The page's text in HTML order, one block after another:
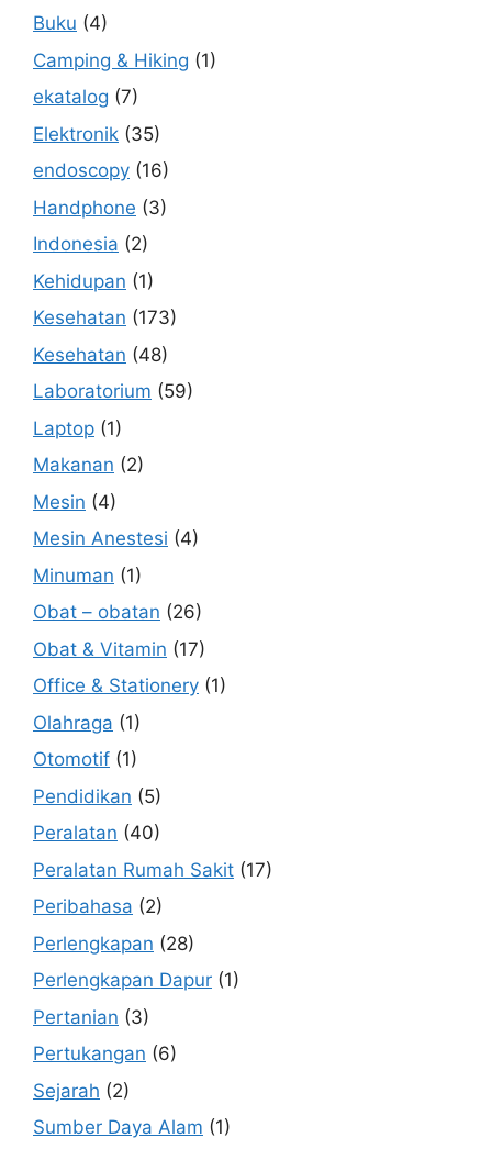
Buku (4)
Camping & Hiking (1)
ekatalog (7)
Elektronik (35)
endoscopy (16)
Handphone (3)
Indonesia (2)
Kehidupan (1)
Kesehatan (173)
Kesehatan (48)
Laboratorium (59)
Laptop (1)
Makanan (2)
Mesin (4)
Mesin Anestesi (4)
Minuman (1)
Obat – obatan (26)
Obat & Vitamin (17)
Office & Stationery (1)
Olahraga (1)
Otomotif (1)
Pendidikan (5)
Peralatan (40)
Peralatan Rumah Sakit (17)
Peribahasa (2)
Perlengkapan (28)
Perlengkapan Dapur (1)
Pertanian (3)
Pertukangan (6)
Sejarah (2)
Sumber Daya Alam (1)